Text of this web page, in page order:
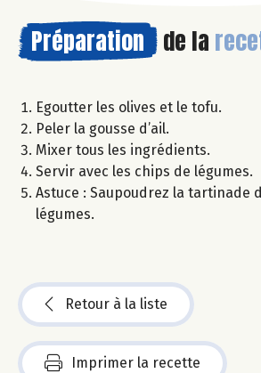
Préparation de la
Egoutter les olives et le tofu.
Peler la gousse d’ail.
Mixer tous les ingrédients.
Servir avec les chips de légumes.
Astuce : Saupoudrez la tartinade
légumes.
Retour à la liste
Imprimer la recette